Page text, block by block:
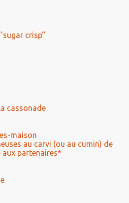
crisp''
cassonade
maison
au carvi (ou au cumin) de
aux partenaires*